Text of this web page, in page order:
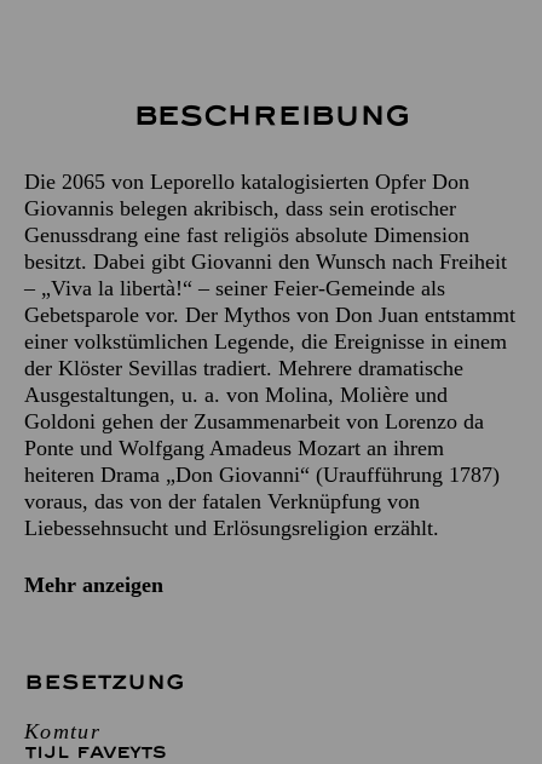
Beschreibung
Die 2065 von Leporello katalogisierten Opfer Don
Giovannis belegen akribisch, dass sein erotischer
Genussdrang eine fast religiös absolute Dimension
besitzt. Dabei gibt Giovanni den Wunsch nach Freiheit
– „Viva la libertà!“ – seiner Feier-Gemeinde als
Gebetsparole vor. Der Mythos von Don Juan entstammt
einer volkstümlichen Legende, die Ereignisse in einem
der Klöster Sevillas tradiert. Mehrere dramatische
Ausgestaltungen, u. a. von Molina, Molière und
Goldoni gehen der Zusammenarbeit von Lorenzo da
Ponte und Wolfgang Amadeus Mozart an ihrem
heiteren Drama „Don Giovanni“ (Uraufführung 1787)
voraus, das von der fatalen Verknüpfung von
Liebessehnsucht und Erlösungsreligion erzählt.
Mehr anzeigen
BESETZUNG
Komtur
TIJL FAVEYTS